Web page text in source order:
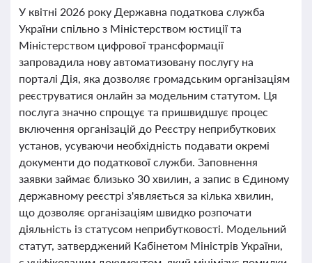
У квітні 2026 року Державна податкова служба
України спільно з Міністерством юстиції та
Міністерством цифрової трансформації
запровадила нову автоматизовану послугу на
порталі Дія, яка дозволяє громадським організаціям
реєструватися онлайн за модельним статутом. Ця
послуга значно спрощує та пришвидшує процес
включення організацій до Реєстру неприбуткових
установ, усуваючи необхідність подавати окремі
документи до податкової служби. Заповнення
заявки займає близько 30 хвилин, а запис в Єдиному
державному реєстрі з'являється за кілька хвилин,
що дозволяє організаціям швидко розпочати
діяльність із статусом неприбутковості. Модельний
статут, затверджений Кабінетом Міністрів України,